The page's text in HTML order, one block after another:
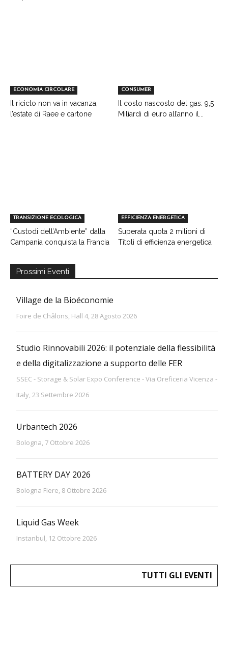
ECONOMIA CIRCOLARE
Il riciclo non va in vacanza,
l’estate di Raee e cartone
CONSUMER
Il costo nascosto del gas: 9,5
Miliardi di euro all’anno il...
TRANSIZIONE ECOLOGICA
“Custodi dell’Ambiente” dalla
Campania conquista la Francia
EFFICIENZA ENERGETICA
Superata quota 2 milioni di
Titoli di efficienza energetica
Prossimi Eventi
Village de la Bioéconomie
Foire de Châlons, Hall 4, 28 Agosto 2026
Studio Rinnovabili 2026: il potenziale della flessibilità
e della digitalizzazione a supporto delle FER
SSEC - Storage & Solar Expo Conference - Via Oreficeria Vicenza -
Italy, 23 Settembre 2026
Urbantech 2026
Bologna, 7 Ottobre 2026
BATTERY DAY 2026
Bologna Fiere, 8 Ottobre 2026
Liquid Gas Week
Instanbul, 12 Ottobre 2026
TUTTI GLI EVENTI